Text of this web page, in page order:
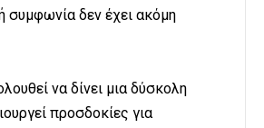
συμφωνία δεν έχει ακόμη
να δίνει μια δύσκολη
προσδοκίες για